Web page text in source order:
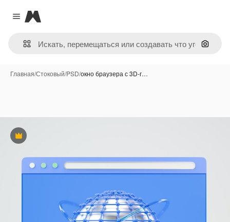
Close menu
Magnific
Поиск
Главная/Стоковый/PSD/окно браузера с 3D-г…
Премиум